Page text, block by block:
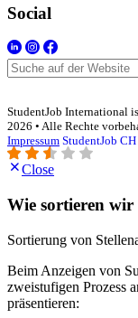
Social
StudentJob International
2026 • Alle Rechte
Impressum StudentJob CH
Close
Wie sortieren wir
Sortierung von
Beim Anzeigen von
zweistufigen Prozess
präsentieren: